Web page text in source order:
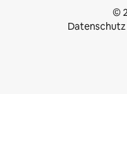
©
Datenschutz